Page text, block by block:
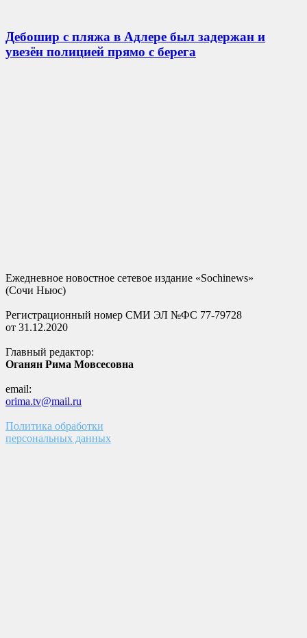
Дебошир с пляжа в Адлере был задержан и
увезён полицией прямо с берега
Ежедневное новостное сетевое издание «Sochinews»
(Сочи Ньюс)
Регистрационный номер СМИ ЭЛ №ФС 77-79728
от 31.12.2020
Главный редактор:
Оганян Рима Мовсесовна
email:
orima.tv@mail.ru
Политика обработки
персональных данных